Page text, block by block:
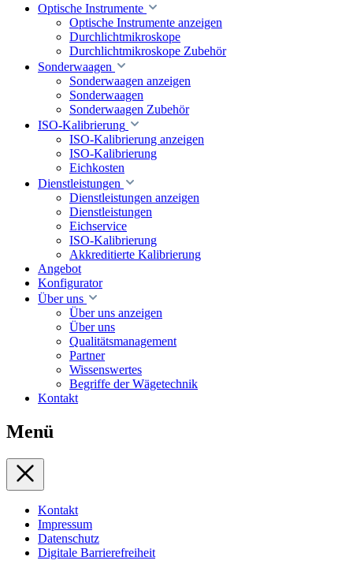
Optische Instrumente
Optische Instrumente anzeigen
Durchlichtmikroskope
Durchlichtmikroskope Zubehör
Sonderwaagen
Sonderwaagen anzeigen
Sonderwaagen
Sonderwaagen Zubehör
ISO-Kalibrierung
ISO-Kalibrierung anzeigen
ISO-Kalibrierung
Eichkosten
Dienstleistungen
Dienstleistungen anzeigen
Dienstleistungen
Eichservice
ISO-Kalibrierung
Akkreditierte Kalibrierung
Angebot
Konfigurator
Über uns
Über uns anzeigen
Über uns
Qualitätsmanagement
Partner
Wissenswertes
Begriffe der Wägetechnik
Kontakt
Menü
Kontakt
Impressum
Datenschutz
Digitale Barrierefreiheit